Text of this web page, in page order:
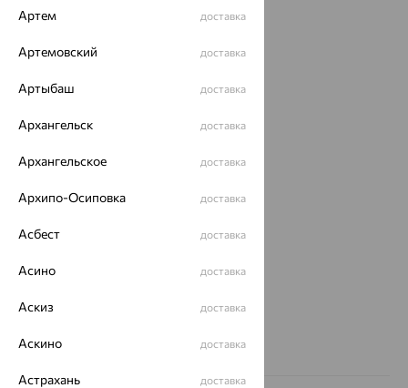
Каталог
Акции
Магазины
Покупателям
О нас
Магазины и доставка г. Липецк
еще 3
Другие города
Заказать звонок
Артем доставка
Артемовский доставка
Артыбаш доставка
Архангельск доставка
Архангельское доставка
Архипо-Осиповка доставка
Асбест доставка
Асино доставка
Аскиз доставка
Аскино доставка
Астрахань доставка